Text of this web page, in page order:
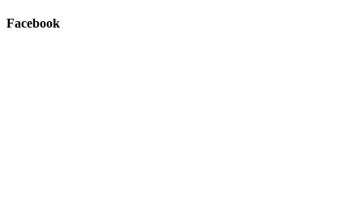
Facebook